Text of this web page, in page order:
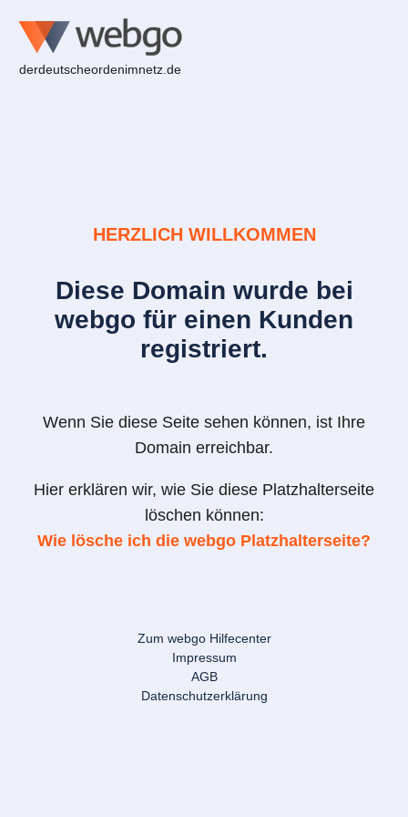
derdeutscheordenimnetz.de
HERZLICH WILLKOMMEN
Diese Domain wurde bei
webgo für einen Kunden
registriert.
Wenn Sie diese Seite sehen können, ist Ihre
Domain erreichbar.
Hier erklären wir, wie Sie diese Platzhalterseite
löschen können:
Wie lösche ich die webgo Platzhalterseite?
Zum webgo Hilfecenter
Impressum
AGB
Datenschutzerklärung